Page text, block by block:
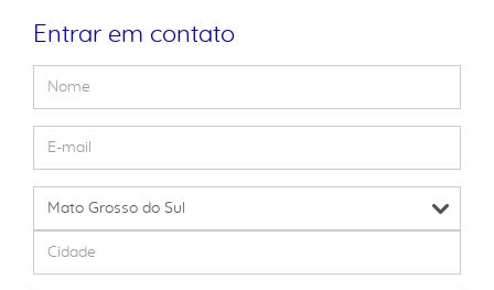
Entrar em contato